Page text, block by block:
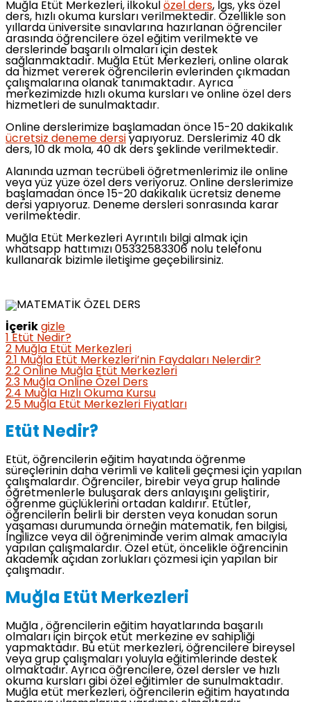
Muğla Etüt Merkezleri, ilkokul özel ders, lgs, yks özel
ders, hızlı okuma kursları verilmektedir. Özellikle son
yıllarda üniversite sınavlarına hazırlanan öğrenciler
arasında öğrencilere özel eğitim verilmekte ve
derslerinde başarılı olmaları için destek
sağlanmaktadır. Muğla Etüt Merkezleri, online olarak
da hizmet vererek öğrencilerin evlerinden çıkmadan
çalışmalarına olanak tanımaktadır. Ayrıca
merkezimizde hızlı okuma kursları ve online özel ders
hizmetleri de sunulmaktadır.
Online derslerimize başlamadan önce 15-20 dakikalık
ücretsiz deneme dersi yapıyoruz. Derslerimiz 40 dk
ders, 10 dk mola, 40 dk ders şeklinde verilmektedir.
Alanında uzman tecrübeli öğretmenlerimiz ile online
veya yüz yüze özel ders veriyoruz. Online derslerimize
başlamadan önce 15-20 dakikalık ücretsiz deneme
dersi yapıyoruz. Deneme dersleri sonrasında karar
verilmektedir.
Muğla Etüt Merkezleri Ayrıntılı bilgi almak için
whatsapp hattımızı 05332583306 nolu telefonu
kullanarak bizimle iletişime geçebilirsiniz.
İçerik gizle
Etüt Nedir?
2 Muğla Etüt Merkezleri
2.1
Muğla Etüt Merkezleri’nin Faydaları Nelerdir?
2.2 Online Muğla Etüt Merkezleri
2.3 Muğla Online Özel Ders
2.4 Muğla Hızlı Okuma Kursu
2.5 Muğla Etüt Merkezleri Fiyatları
Etüt Nedir?
Etüt, öğrencilerin eğitim hayatında öğrenme
süreçlerinin daha verimli ve kaliteli geçmesi için yapılan
çalışmalardır. Öğrenciler, birebir veya grup halinde
öğretmenlerle buluşarak ders anlayışını geliştirir,
öğrenme güçlüklerini ortadan kaldırır. Etütler,
öğrencilerin belirli bir dersten veya konudan sorun
yaşaması durumunda örneğin matematik, fen bilgisi,
İngilizce veya dil öğreniminde verim almak amacıyla
yapılan çalışmalardır. Özel etüt, öncelikle öğrencinin
akademik açıdan zorlukları çözmesi için yapılan bir
çalışmadır.
Muğla Etüt Merkezleri
Muğla , öğrencilerin eğitim hayatlarında başarılı
olmaları için birçok etüt merkezine ev sahipliği
yapmaktadır. Bu etüt merkezleri, öğrencilere bireysel
veya grup çalışmaları yoluyla eğitimlerinde destek
olmaktadır. Ayrıca öğrencilere, özel dersler ve hızlı
okuma kursları gibi özel eğitimler de sunulmaktadır.
Muğla etüt merkezleri, öğrencilerin eğitim hayatında